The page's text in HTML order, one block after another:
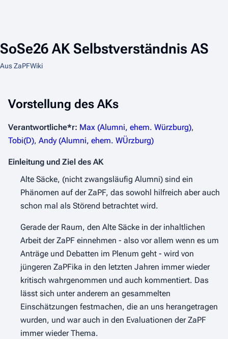
SoSe26 AK Selbstverständnis AS
Aus ZaPFWiki
Vorstellung des AKs
Verantwortliche*r: Max (Alumni, ehem. Würzburg),
Tobi(D), Andy (Alumni, ehem. WÜrzburg)
Einleitung und Ziel des AK
Alte Säcke, (nicht zwangsläufig Alumni) sind ein
Phänomen auf der ZaPF, das sowohl hilfreich aber auch
schon mal als Störend betrachtet wird.
Gerade der Raum, den Alte Säcke in der inhaltlichen
Arbeit der ZaPF einnehmen - also vor allem wenn es um
Anträge und Debatten im Plenum geht - wird von
jüngeren ZaPFika in den letzten Jahren immer wieder
kritisch wahrgenommen und auch kommentiert. Das
lässt sich unter anderem an gesammelten
Einschätzungen festmachen, die an uns herangetragen
wurden, und war auch in den Evaluationen der ZaPF
immer wieder Thema.